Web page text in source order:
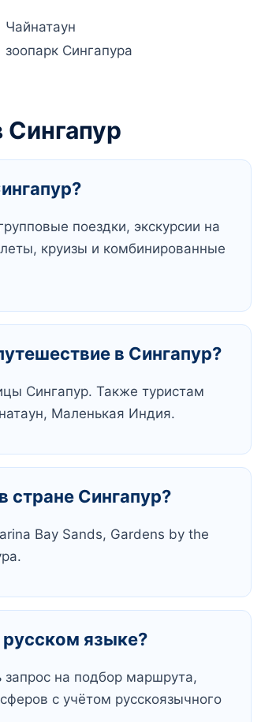
Чайнатаун
зоопарк Сингапура
Сингапур
поездки, экскурсии на
круизы и комбинированные
в Сингапур?
Сингапур. Также туристам
Маленькая Индия.
стране Сингапур?
Bay Sands, Gardens by the
языке?
на подбор маршрута,
с учётом русскоязычного